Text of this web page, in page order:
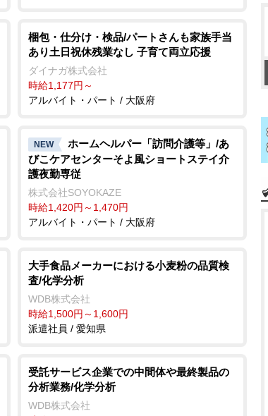
梱包・仕分け・検品/パートさんも家族手当
あり土日祝休残業なし 子育て両立応援
ダイナガ株式会社
時給1,177円～
アルバイト・パート / 大阪府
NEW
ホームヘルパー「訪問介護等」/あ
びこケアセンターそよ風ショートステイ介
護夜勤専従
株式会社SOYOKAZE
時給1,420円～1,470円
アルバイト・パート / 大阪府
大手食品メーカーにおける小麦粉の品質検
査/化学分析
WDB株式会社
時給1,500円～1,600円
派遣社員 / 愛知県
受託サービス企業での中間体や最終製品の
分析業務/化学分析
WDB株式会社